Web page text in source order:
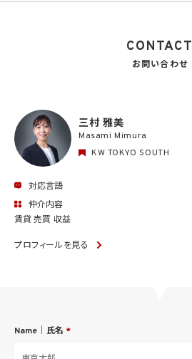
CONTACT
お問い合わせ
三村 雅美
Masami Mimura
KW TOKYO SOUTH
対応言語
仲介内容
賃貸 売買 収益
プロフィールを見る
Name｜氏名 *